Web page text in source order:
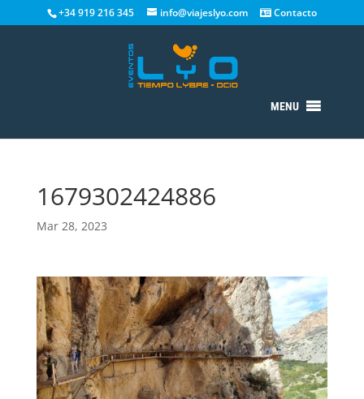
+34 919 216 345 info@viajeslyo.com Contacto
MENU
1679302424886
Mar 28, 2023